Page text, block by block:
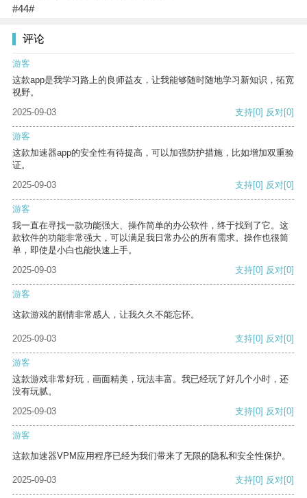
#44#
评论
游客
这款app是我学习路上的良师益友，让我能够随时随地学习新知识，拓宽
视野。
2025-09-03
支持[0] 反对[0]
游客
这款加速器app的安全性有待提高，可以加强防护措施，比如增加双重验
证。
2025-09-03
支持[0] 反对[0]
游客
我一直在寻找一款功能强大、操作简单的办公软件，终于找到了它。这
款软件的功能非常强大，可以满足我日常办公的所有需求。操作也很简
单，即使是小白也能快速上手。
2025-09-03
支持[0] 反对[0]
游客
这款游戏的剧情非常感人，让我久久不能忘怀。
2025-09-03 支持[0] 反对[0]
游客
这款游戏非常好玩，画面精美，玩法丰富。我已经玩了好几个小时，还
没有玩腻。
2025-09-03
支持[0] 反对[0]
游客
这款加速器VPM应用程序已经为我们带来了无限的隐私和安全性保护。
2025-09-03 支持[0] 反对[0]